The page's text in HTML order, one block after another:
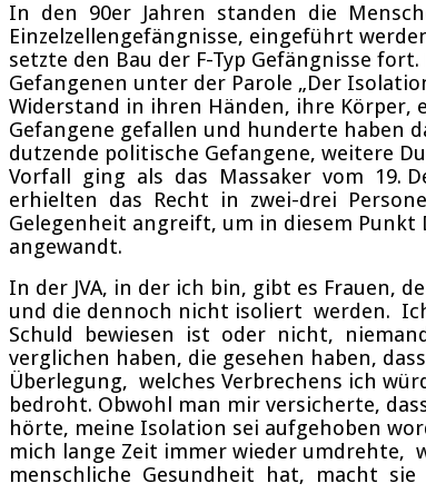
In den 90er Jahren standen die
Einzelzellengefängnisse, eingeführt
setzte den Bau der F-Typ Gefängnisse
Gefangenen unter der Parole „Der
Widerstand in ihren Händen, ihre Körper,
Gefangene gefallen und hunderte haben
dutzende politische Gefangene, weitere
Vorfall ging als das Massaker vom 19.
erhielten das Recht in zwei-drei
Gelegenheit angreift, um in diesem
angewandt.
In der JVA, in der ich bin, gibt es Frauen,
und die dennoch nicht isoliert werden.
Schuld bewiesen ist oder nicht,
verglichen haben, die gesehen haben,
Überlegung, welches Verbrechens ich
bedroht. Obwohl man mir versicherte,
hörte, meine Isolation sei aufgehoben
mich lange Zeit immer wieder
menschliche Gesundheit hat, macht sie